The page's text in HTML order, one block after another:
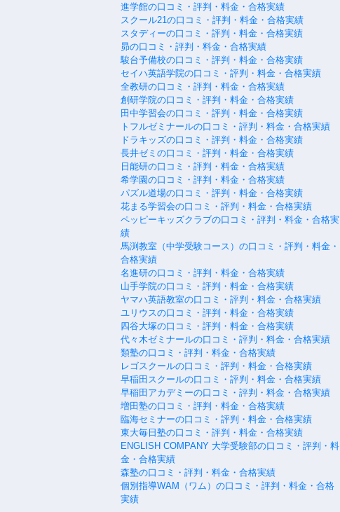
進学館の口コミ・評判・料金・合格実績
スクール21の口コミ・評判・料金・合格実績
スタディーの口コミ・評判・料金・合格実績
昴の口コミ・評判・料金・合格実績
駿台予備校の口コミ・評判・料金・合格実績
セイハ英語学院の口コミ・評判・料金・合格実績
全教研の口コミ・評判・料金・合格実績
創研学院の口コミ・評判・料金・合格実績
田中学習会の口コミ・評判・料金・合格実績
トフルゼミナールの口コミ・評判・料金・合格実績
ドラキッズの口コミ・評判・料金・合格実績
長井ゼミの口コミ・評判・料金・合格実績
日能研の口コミ・評判・料金・合格実績
希学園の口コミ・評判・料金・合格実績
パズル道場の口コミ・評判・料金・合格実績
花まる学習会の口コミ・評判・料金・合格実績
ペッピーキッズクラブの口コミ・評判・料金・合格実
績
馬渕教室（中学受験コース）の口コミ・評判・料金・
合格実績
名進研の口コミ・評判・料金・合格実績
山手学院の口コミ・評判・料金・合格実績
ヤマハ英語教室の口コミ・評判・料金・合格実績
ユリウスの口コミ・評判・料金・合格実績
四谷大塚の口コミ・評判・料金・合格実績
代々木ゼミナールの口コミ・評判・料金・合格実績
類塾の口コミ・評判・料金・合格実績
レゴスクールの口コミ・評判・料金・合格実績
早稲田スクールの口コミ・評判・料金・合格実績
早稲田アカデミーの口コミ・評判・料金・合格実績
増田塾の口コミ・評判・料金・合格実績
臨海セミナーの口コミ・評判・料金・合格実績
東大毎日塾の口コミ・評判・料金・合格実績
ENGLISH COMPANY 大学受験部の口コミ・評判・料
金・合格実績
森塾の口コミ・評判・料金・合格実績
個別指導WAM（ワム）の口コミ・評判・料金・合格
実績